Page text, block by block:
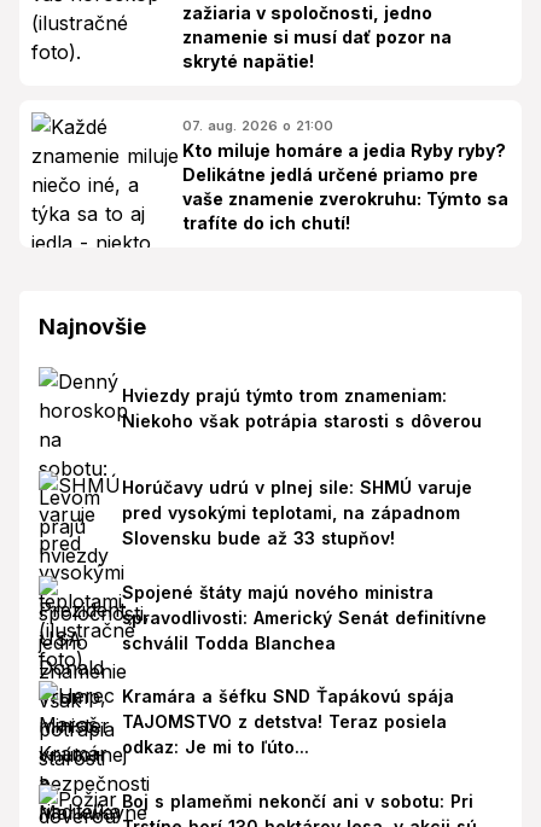
zažiaria v spoločnosti, jedno
znamenie si musí dať pozor na
skryté napätie!
07. aug. 2026 o 21:00
Kto miluje homáre a jedia Ryby ryby?
Delikátne jedlá určené priamo pre
vaše znamenie zverokruhu: Týmto sa
trafíte do ich chutí!
Najnovšie
Hviezdy prajú týmto trom znameniam:
Niekoho však potrápia starosti s dôverou
Horúčavy udrú v plnej sile: SHMÚ varuje
pred vysokými teplotami, na západnom
Slovensku bude až 33 stupňov!
Spojené štáty majú nového ministra
spravodlivosti: Americký Senát definitívne
schválil Todda Blanchea
Kramára a šéfku SND Ťapákovú spája
TAJOMSTVO z detstva! Teraz posiela
odkaz: Je mi to ľúto...
Boj s plameňmi nekončí ani v sobotu: Pri